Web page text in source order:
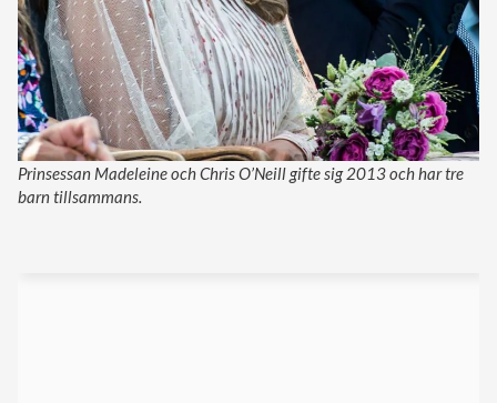
Prinsessan Madeleine och Chris O’Neill gifte sig 2013 och har tre
barn tillsammans.